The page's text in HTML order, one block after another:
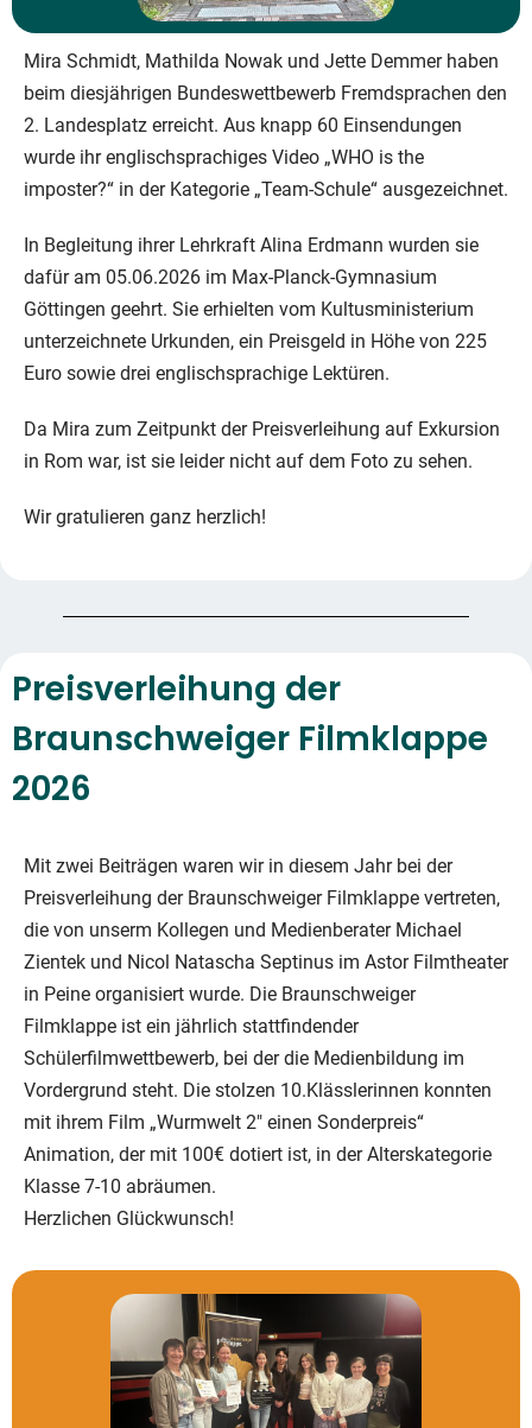
Mira Schmidt, Mathilda Nowak und Jette Demmer haben
beim diesjährigen Bundeswettbewerb Fremdsprachen den
2. Landesplatz erreicht. Aus knapp 60 Einsendungen
wurde ihr englischsprachiges Video „WHO is the
imposter?“ in der Kategorie „Team-Schule“ ausgezeichnet.
In Begleitung ihrer Lehrkraft Alina Erdmann wurden sie
dafür am 05.06.2026 im Max-Planck-Gymnasium
Göttingen geehrt. Sie erhielten vom Kultusministerium
unterzeichnete Urkunden, ein Preisgeld in Höhe von 225
Euro sowie drei englischsprachige Lektüren.
Da Mira zum Zeitpunkt der Preisverleihung auf Exkursion
in Rom war, ist sie leider nicht auf dem Foto zu sehen.
Wir gratulieren ganz herzlich!
Preisverleihung der
Braunschweiger Filmklappe
2026
Mit zwei Beiträgen waren wir in diesem Jahr bei der
Preisverleihung der Braunschweiger Filmklappe vertreten,
die von unserm Kollegen und Medienberater Michael
Zientek und Nicol Natascha Septinus im Astor Filmtheater
in Peine organisiert wurde. Die Braunschweiger
Filmklappe ist ein jährlich stattfindender
Schülerfilmwettbewerb, bei der die Medienbildung im
Vordergrund steht. Die stolzen 10.Klässlerinnen konnten
mit ihrem Film „Wurmwelt 2″ einen Sonderpreis“
Animation, der mit 100€ dotiert ist, in der Alterskategorie
Klasse 7-10 abräumen.
Herzlichen Glückwunsch!